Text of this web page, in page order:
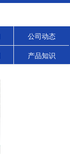
公司动态
产品知识